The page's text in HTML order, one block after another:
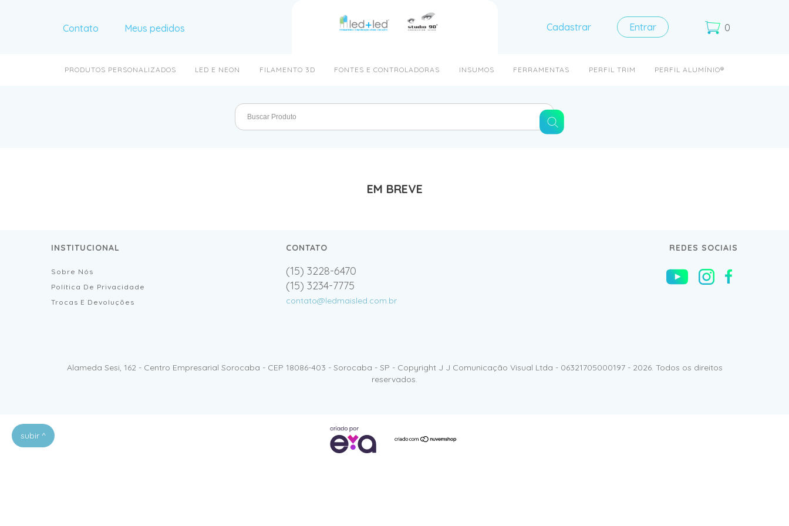
Contato Meus pedidos Cadastrar Entrar 0
PRODUTOS PERSONALIZADOS LED E NEON FILAMENTO 3D FONTES E CONTROLADORAS INSUMOS FERRAMENTAS PERFIL TRIM PERFIL ALUMÍNIO®
EM BREVE
INSTITUCIONAL
Sobre Nós
Política De Privacidade
Trocas E Devoluções
CONTATO
(15) 3228-6470
(15) 3234-7775
contato@ledmaisled.com.br
REDES SOCIAIS
Alameda Sesi, 162 - Centro Empresarial Sorocaba - CEP 18086-403 - Sorocaba - SP - Copyright J J Comunicação Visual Ltda - 06321705000197 - 2026. Todos os direitos
reservados.
subir ^